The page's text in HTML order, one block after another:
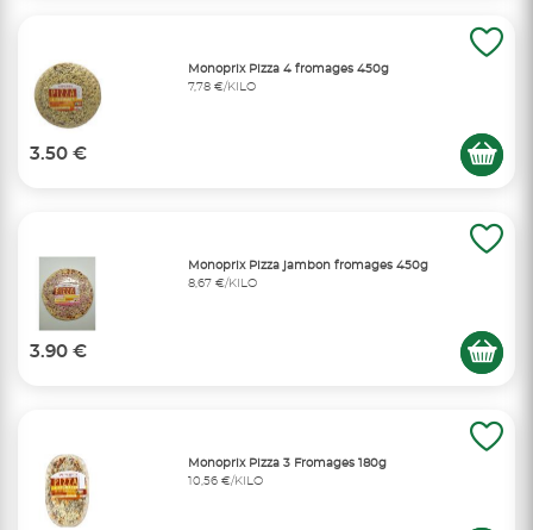
Monoprix Pizza 4 fromages 450g
7,78 €/KILO
3.50 €
Monoprix Pizza jambon fromages 450g
8,67 €/KILO
3.90 €
Monoprix Pizza 3 Fromages 180g
10,56 €/KILO